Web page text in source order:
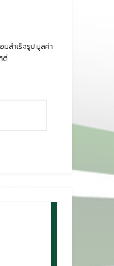
มสำเร็จรูป มูลค่า
ติ์